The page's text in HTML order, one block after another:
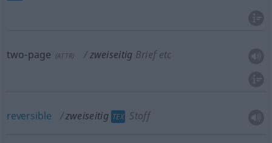
two-page (ATTR) zweiseitig Brief etc
reversible zweiseitig TEX Stoff